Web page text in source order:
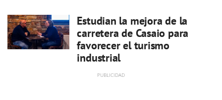
Estudian la mejora de la
carretera de Casaio para
favorecer el turismo
industrial